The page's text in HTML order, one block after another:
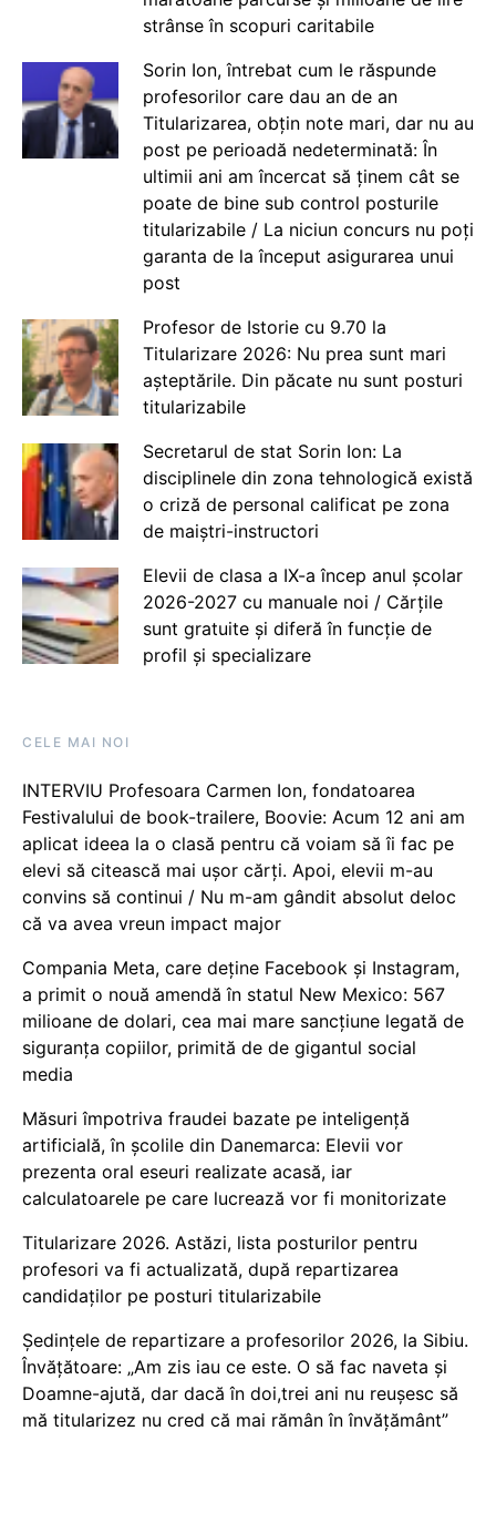
strânse în scopuri caritabile
Sorin Ion, întrebat cum le răspunde
profesorilor care dau an de an
Titularizarea, obțin note mari, dar nu au
post pe perioadă nedeterminată: În
ultimii ani am încercat să ținem cât se
poate de bine sub control posturile
titularizabile / La niciun concurs nu poți
garanta de la început asigurarea unui
post
Profesor de Istorie cu 9.70 la
Titularizare 2026: Nu prea sunt mari
așteptările. Din păcate nu sunt posturi
titularizabile
Secretarul de stat Sorin Ion: La
disciplinele din zona tehnologică există
o criză de personal calificat pe zona
de maiștri-instructori
Elevii de clasa a IX-a încep anul școlar
2026-2027 cu manuale noi / Cărțile
sunt gratuite și diferă în funcție de
profil și specializare
CELE MAI NOI
INTERVIU Profesoara Carmen Ion, fondatoarea
Festivalului de book-trailere, Boovie: Acum 12 ani am
aplicat ideea la o clasă pentru că voiam să îi fac pe
elevi să citească mai ușor cărți. Apoi, elevii m-au
convins să continui / Nu m-am gândit absolut deloc
că va avea vreun impact major
Compania Meta, care deține Facebook și Instagram,
a primit o nouă amendă în statul New Mexico: 567
milioane de dolari, cea mai mare sancțiune legată de
siguranța copiilor, primită de de gigantul social
media
Măsuri împotriva fraudei bazate pe inteligență
artificială, în școlile din Danemarca: Elevii vor
prezenta oral eseuri realizate acasă, iar
calculatoarele pe care lucrează vor fi monitorizate
Titularizare 2026. Astăzi, lista posturilor pentru
profesori va fi actualizată, după repartizarea
candidaților pe posturi titularizabile
Ședințele de repartizare a profesorilor 2026, la Sibiu.
Învățătoare: „Am zis iau ce este. O să fac naveta și
Doamne-ajută, dar dacă în doi,trei ani nu reușesc să
mă titularizez nu cred că mai rămân în învățământ”